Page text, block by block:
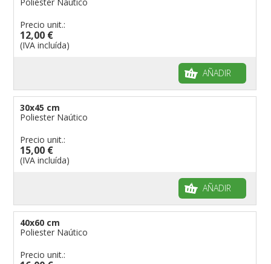
Banderas para fiestas
Precio unit.:
12,00 €
(IVA incluída)
AÑADIR
30x45 cm
Poliester Naútico
Precio unit.:
15,00 €
(IVA incluída)
AÑADIR
40x60 cm
Poliester Naútico
Precio unit.: